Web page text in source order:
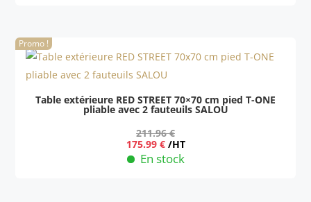
Promo !
Table extérieure RED STREET 70×70 cm pied T-ONE
pliable avec 2 fauteuils SALOU
211.96€
Le
prix
initial
175.99 €Le
prix
actuel
/HT
En stock